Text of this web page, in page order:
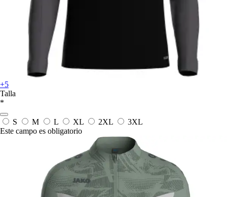
+5
Talla
*
S M L XL 2XL
3XL
Este campo es obligatorio